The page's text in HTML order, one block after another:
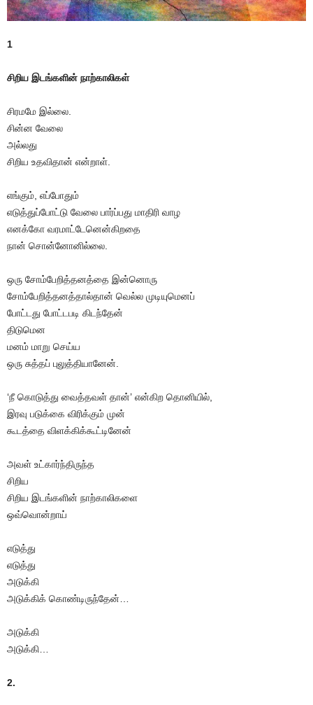
1
சிறிய இடங்களின் நாற்காலிகள்
சிரமமே இல்லை.
சின்ன வேலை
அல்லது
சிறிய உதவிதான் என்றாள்.
எங்கும், எப்போதும்
எடுத்துப்போட்டு வேலை பார்ப்பது மாதிரி வாழ
எனக்கோ வரமாட்டேனென்கிறதை
நான் சொன்னோனில்லை.
ஒரு சோம்பேறித்தனத்தை இன்னொரு
சோம்பேறித்தனத்தால்தான் வெல்ல முடியுமெனப்
போட்டது போட்டபடி கிடந்தேன்
திடுமென
மனம் மாறு செய்ய
ஒரு சுத்தப் புலுத்தியானேன்.
‘நீ கொடுத்து வைத்தவள் தான்’ என்கிற தொனியில்,
இரவு படுக்கை விரிக்கும் முன்
கூடத்தை விளக்கிக்கூட்டினேன்
அவள் உட்கார்ந்திருந்த
சிறிய
சிறிய இடங்களின் நாற்காலிகளை
ஒவ்வொன்றாய்
எடுத்து
எடுத்து
அடுக்கி
அடுக்கிக் கொண்டிருந்தேன்…
அடுக்கி
அடுக்கி…
2.